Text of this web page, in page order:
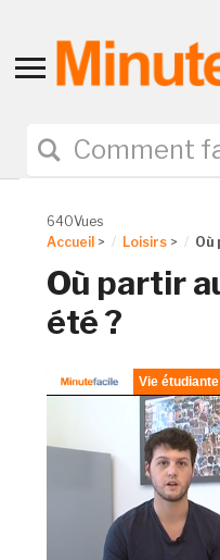
Toggle
navigation
640Vues
Accueil > Loisirs > Où
Où partir
été ?